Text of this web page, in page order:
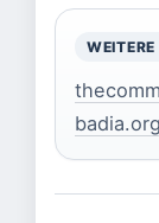
WEITERE
badia.org